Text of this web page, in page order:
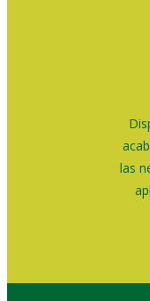
las